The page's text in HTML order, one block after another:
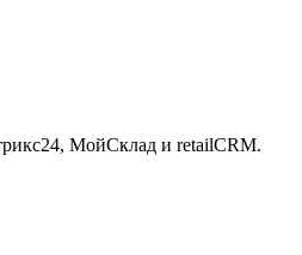
МойСклад и retailCRM.